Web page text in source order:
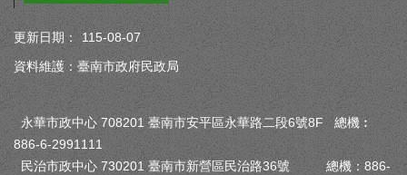
更新日期：
115-08-07
資料維護：臺南市政府民政局
永華市政中心 708201 臺南市安平區永華路二段6號8F 總機︰
886-6-2991111
民治市政中心 730201 臺南市新營區民治路36號 總機：886-